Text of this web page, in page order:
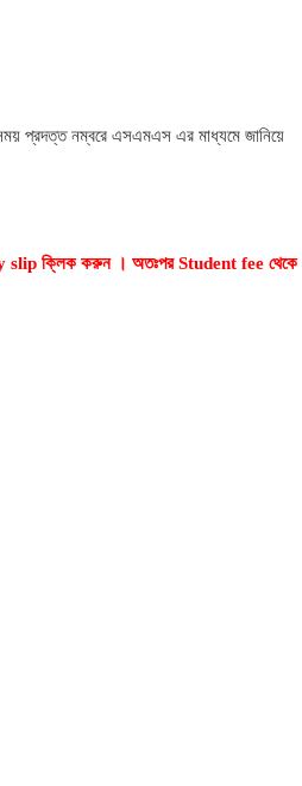
প্রদত্ত নম্বরে এসএমএস এর মাধ্যমে জানিয়ে
slip ক্লিক করুন । অতঃপর Student fee থেকে